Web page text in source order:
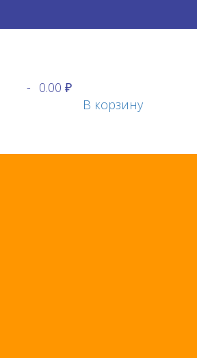
- 0.00 ₽
В корзину